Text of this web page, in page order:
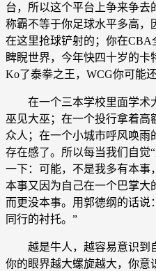
台，所以这个平台上争来争去
称霸不等于你足球水平多高，
在这里抢球铲射的；你在
睥睨世界，今年快四十岁的
Ko了泰拳之王，WCG你可能
在一个三本学校里面学术
巫见大巫；在一个投行拿着高
众人；在一个小城市呼风唤
存在感了。所以每当我们自觉
一下：可能，不是我多有本事
本事又因为自己在一个巴掌大
而更没本事。用郭德纲的话说
同行的衬托。”
越是牛人，越容易意识到自
你的眼界越大螺旋越大，你意